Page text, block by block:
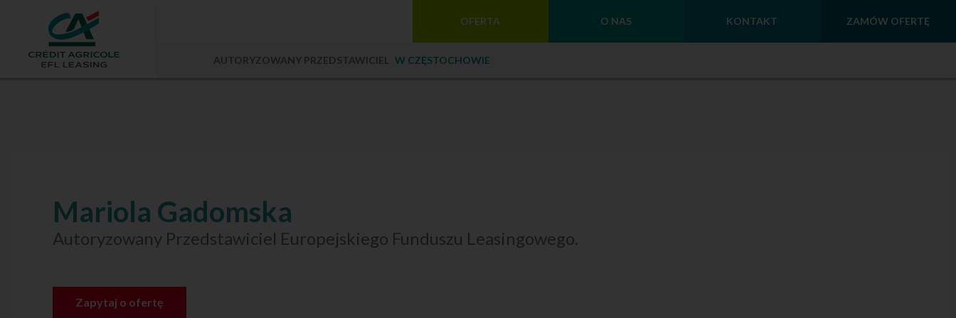
OFERTA O NAS KONTAKT ZAMÓW OFERTĘ
AUTORYZOWANY PRZEDSTAWICIEL W CZĘSTOCHOWIE
Mariola Gadomska
Autoryzowany Przedstawiciel Europejskiego Funduszu Leasingowego.
Zapytaj o ofertę